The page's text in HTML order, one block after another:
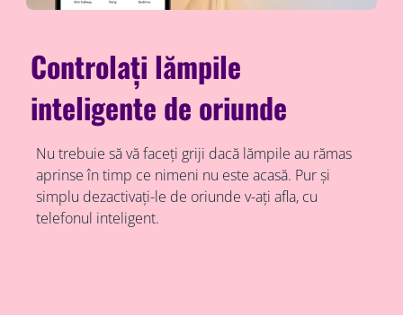
Controlați lămpile
inteligente de oriunde
Nu trebuie să vă faceți griji dacă lămpile au rămas
aprinse în timp ce nimeni nu este acasă. Pur și
simplu dezactivați-le de oriunde v-ați afla, cu
telefonul inteligent.